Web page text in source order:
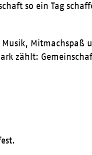
so ein Tag
Mitmachspaß
zählt: